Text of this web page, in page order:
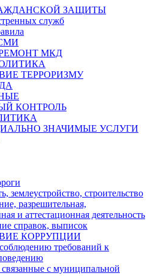
ЗАЩИТЫ
служб
МКД
ТЕРРОРИЗМУ
КОНТРОЛЬ
ЗНАЧИМЫЕ УСЛУГИ
землеустройство, строительство
разрешительная,
и аттестационная деятельность
справок, выписок
КОРРУПЦИИ
требований к
с муниципальной